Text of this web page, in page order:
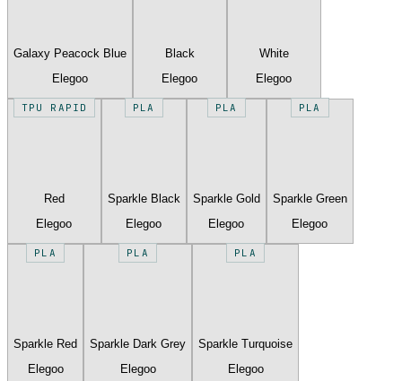
Galaxy Peacock Blue
Elegoo
Black
Elegoo
White
Elegoo
TPU RAPID
Red
Elegoo
PLA
Sparkle Black
Elegoo
PLA
Sparkle Gold
Elegoo
PLA
Sparkle Green
Elegoo
PLA
Sparkle Red
Elegoo
PLA
Sparkle Dark Grey
Elegoo
PLA
Sparkle Turquoise
Elegoo